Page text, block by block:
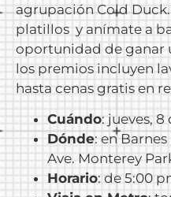
agrupación Cold
platillos y anímate a
oportunidad de ganar
los premios incluyen
hasta cenas gratis en
Cuándo: jueves, 8
Dónde: en
Ave. Monterey
Horario: de 5:00